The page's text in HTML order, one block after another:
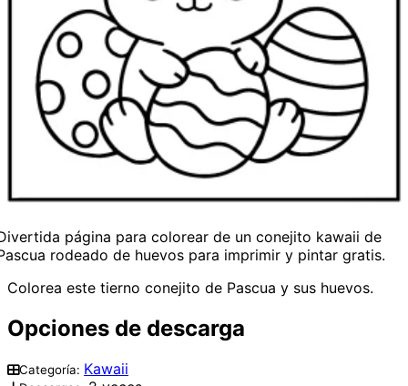
página para colorear de un conejito kawaii de
rodeado de huevos para imprimir y pintar gratis.
Colorea este tierno conejito de Pascua y sus huevos.
Opciones de descarga
Categoría: Kawaii